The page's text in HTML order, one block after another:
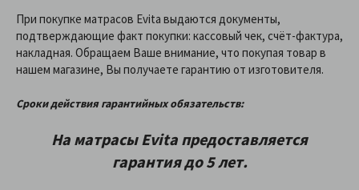
При покупке матрасов Evita выдаются документы,
подтверждающие факт покупки: кассовый чек, счёт-фактура,
накладная. Обращаем Ваше внимание, что покупая товар в
нашем магазине, Вы получаете гарантию от изготовителя.
Сроки действия гарантийных обязательств:
На матрасы Evita предоставляетcя
гарантия до 5 лет.